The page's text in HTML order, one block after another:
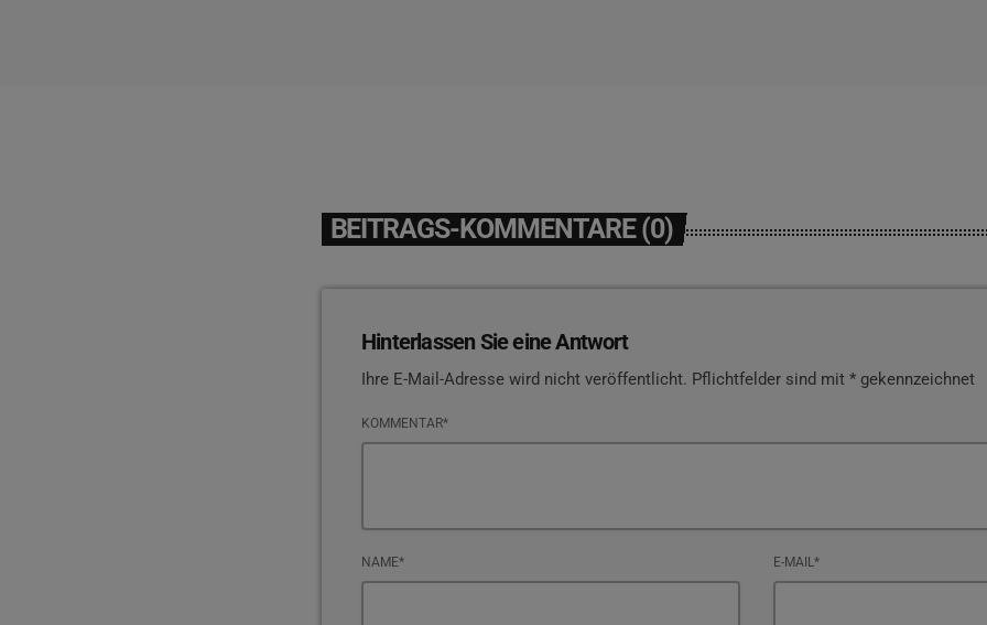
BEITRAGS-KOMMENTARE (0)
Hinterlassen Sie eine Antwort
Ihre E-Mail-Adresse wird nicht veröffentlicht. Pflichtfelder sind mit * gekennzeichnet
KOMMENTAR*
NAME* E-MAIL*